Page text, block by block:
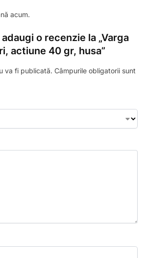
acum.
o recenzie la „Varga
actiune 40 gr, husa”
va fi publicată. Câmpurile obligatorii sunt